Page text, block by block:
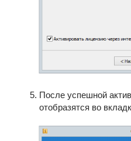
После успешной
отобразятся во